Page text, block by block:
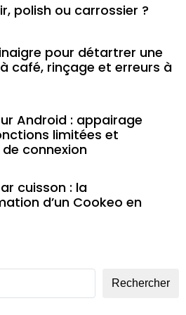
polish ou carrossier ?
pour détartrer une
café, rinçage et erreurs à
Android : appairage
limitées et
connexion
cuisson : la
d’un Cookeo en
Rechercher